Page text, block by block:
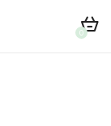
0